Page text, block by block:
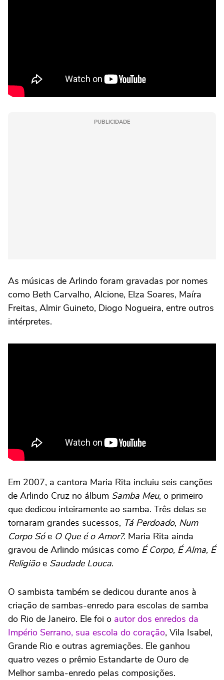
PUBLICIDADE
As músicas de Arlindo foram gravadas por nomes
como Beth Carvalho, Alcione, Elza Soares, Maíra
Freitas, Almir Guineto, Diogo Nogueira, entre outros
intérpretes.
Em 2007, a cantora Maria Rita incluiu seis canções
de Arlindo Cruz no álbum Samba Meu, o primeiro
que dedicou inteiramente ao samba. Três delas se
tornaram grandes sucessos, Tá Perdoado, Num
Corpo Sóe O Que é o Amor?. Maria Rita ainda
gravou de Arlindo músicas como É Corpo, É Alma, É
Religiãoe Saudade Louca.
O sambista também se dedicou durante anos à
criação de sambas-enredo para escolas de samba
do Rio de Janeiro. Ele foi o autor dos enredos da
Império Serrano, sua escola do coração, Vila Isabel,
Grande Rio e outras agremiações. Ele ganhou
quatro vezes o prêmio Estandarte de Ouro de
Melhor samba-enredo pelas composições.